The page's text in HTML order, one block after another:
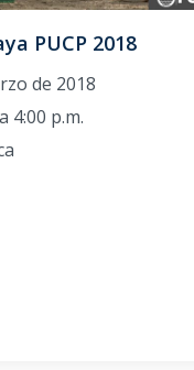
PUCP 2018
de 2018
4:00 p.m.